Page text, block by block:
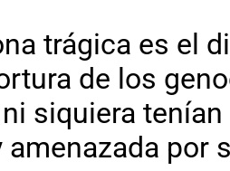
trágica es el
de los
siquiera
amenazada por